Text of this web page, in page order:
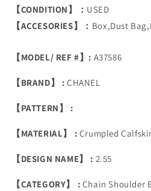
【CONDITION】： USED
【ACCESORIES】： Box,Dust
【MODEL/ REF #】: A37586
【BRAND】 : CHANEL
【PATTERN】 :
【MATERIAL】 : Crumpled
【DESIGN NAME】 : 2.55
【CATEGORY】 : Chain Shoulder